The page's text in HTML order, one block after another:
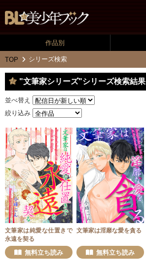
作品別
TOP シリーズ検索
"文筆家シリーズ"シリーズ検索結果
並べ替え
絞り込み
文筆家は純愛な仕置きで
永遠を契る
無料立ち読み
文筆家は淫靡な愛を貪る
無料立ち読み